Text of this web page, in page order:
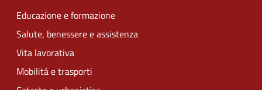
Educazione e formazione
Salute, benessere e assistenza
Vita lavorativa
Mobilità e trasporti